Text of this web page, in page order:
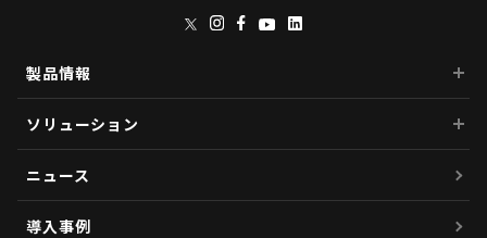
製品情報
ソリューション
ニュース
導入事例